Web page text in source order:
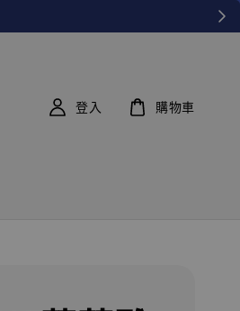
登入 購物車